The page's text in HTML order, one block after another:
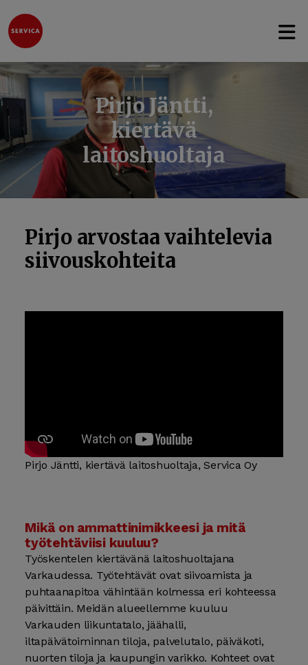
Hyppää sisältöön
Avaa
Pirjo Jäntti,
kiertävä
laitoshuoltaja
Pirjo arvostaa vaihtelevia
siivouskohteita
Pirjo Jäntti, kiertävä laitoshuoltaja, Servica Oy
Mikä on ammattinimikkeesi ja mitä
työtehtäviisi kuuluu?
Työskentelen kiertävänä laitoshuoltajana
Varkaudessa. Työtehtävät ovat siivoamista ja
puhtaanapitoa vähintään kolmessa eri kohteessa
päivittäin. Meidän alueellemme kuuluu
Varkauden liikuntatalo, jäähalli,
iltapäivätoiminnan tiloja, palvelutalo, päiväkoti,
nuorten tiloja ja kaupungin varikko. Kohteet ovat